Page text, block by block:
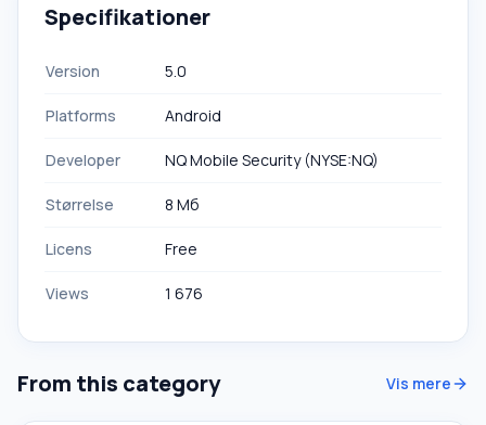
Specifikationer
Version 5.0
Platforms Android
Developer NQ Mobile Security (NYSE:NQ)
Størrelse 8 Мб
Licens Free
Views 1 676
From this category Vis mere